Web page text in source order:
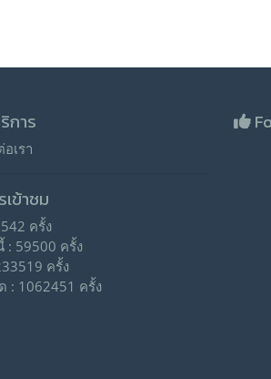
การ
เรา
ข้าชม
ครั้ง
: 59500 ครั้ง
ครั้ง
: 1062451 ครั้ง